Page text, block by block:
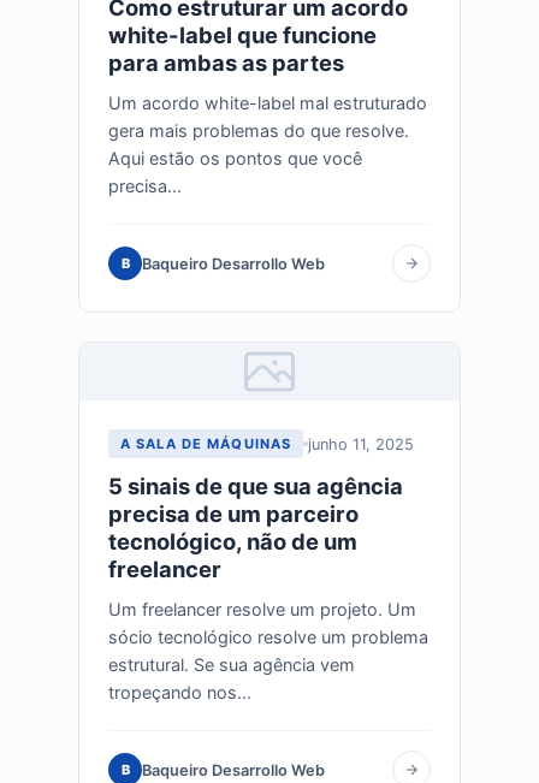
Como estruturar um acordo
white-label que funcione
para ambas as partes
Um acordo white-label mal estruturado
gera mais problemas do que resolve.
Aqui estão os pontos que você
precisa...
B Baqueiro Desarrollo Web
A SALA DE MÁQUINAS junho 11, 2025
5 sinais de que sua agência
precisa de um parceiro
tecnológico, não de um
freelancer
Um freelancer resolve um projeto. Um
sócio tecnológico resolve um problema
estrutural. Se sua agência vem
tropeçando nos...
B Baqueiro Desarrollo Web